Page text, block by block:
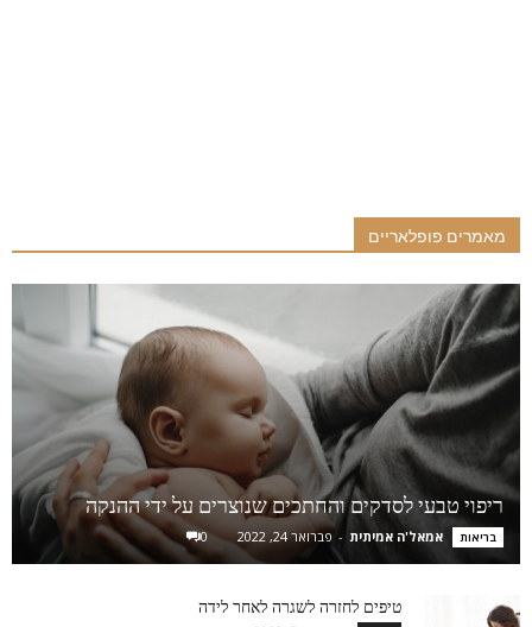
מאמרים פופלאריים
ריפוי טבעי לסדקים והחתכים שנוצרים על ידי ההנקה
בריאות אמאל'ה אמיתית - פברואר 24, 2022 0
טיפים לחזרה לשגרה לאחר לידה